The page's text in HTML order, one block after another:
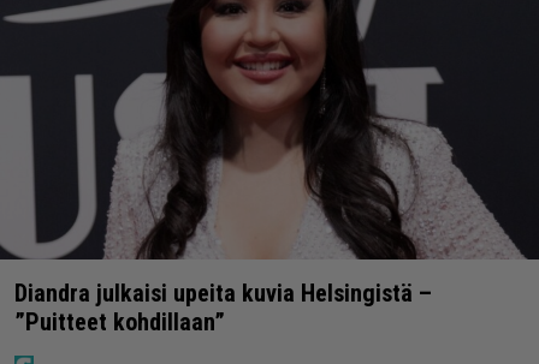
Diandra julkaisi upeita kuvia Helsingistä –
”Puitteet kohdillaan”